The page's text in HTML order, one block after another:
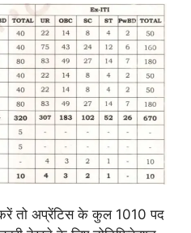
तो अप्रेंटिस के कुल 1010 पद